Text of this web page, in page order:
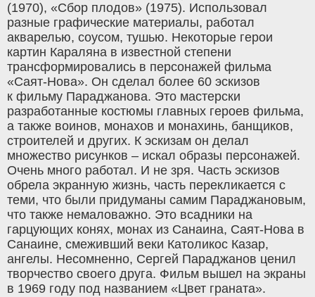
(1970), «Сбор плодов» (1975). Использовал
разные графические материалы, работал
акварелью, соусом, тушью. Некоторые герои
картин Караляна в известной степени
трансформировались в персонажей фильма
«Саят-Нова». Он сделал более 60 эскизов
к фильму Параджанова. Это мастерски
разработанные костюмы главных героев фильма,
а также воинов, монахов и монахинь, банщиков,
строителей и других. К эскизам он делал
множество рисунков – искал образы персонажей.
Очень много работал. И не зря. Часть эскизов
обрела экранную жизнь, часть перекликается с
теми, что были придуманы самим Параджановым,
что также немаловажно. Это всадники на
гарцующих конях, монах из Санаина, Саят-Нова в
Санаине, смеживший веки Католикос Казар,
ангелы. Несомненно, Сергей Параджанов ценил
творчество своего друга. Фильм вышел на экраны
в 1969 году под названием «Цвет граната».